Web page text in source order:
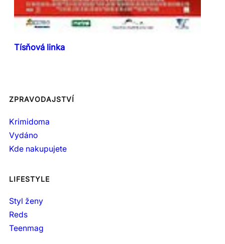
Tísňová linka
ZPRAVODAJSTVÍ
Krimidoma
Vydáno
Kde nakupujete
LIFESTYLE
Styl ženy
Reds
Teenmag